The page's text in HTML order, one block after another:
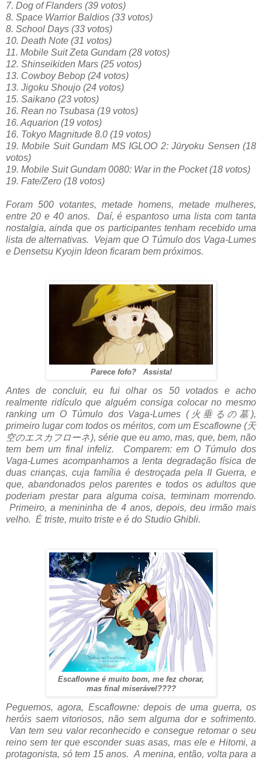
7. Dog of Flanders (39 votos)
8. Space Warrior Baldios (33 votos)
8. School Days (33 votos)
10. Death Note (31 votos)
11. Mobile Suit Zeta Gundam (28 votos)
12. Shinseikiden Mars (25 votos)
13. Cowboy Bebop (24 votos)
13. Jigoku Shoujo (24 votos)
15. Saikano (23 votos)
16. Rean no Tsubasa (19 votos)
16. Aquarion (19 votos)
16. Tokyo Magnitude 8.0 (19 votos)
19. Mobile Suit Gundam MS IGLOO 2: Jūryoku Sensen (18
votos)
19. Mobile Suit Gundam 0080: War in the Pocket (18 votos)
19. Fate/Zero (18 votos)
Foram 500 votantes, metade homens, metade mulheres,
entre 20 e 40 anos. Daí, é espantoso uma lista com tanta
nostalgia, ainda que os participantes tenham recebido uma
lista de alternativas. Vejam que O Túmulo dos Vaga-Lumes
e Densetsu Kyojin Ideon ficaram bem próximos.
Parece fofo? Assista!
Antes de concluir, eu fui olhar os 50 votados e acho
realmente ridículo que alguém consiga colocar no mesmo
ranking um O Túmulo dos Vaga-Lumes (火垂るの墓),
primeiro lugar com todos os méritos, com um Escaflowne (天
空のエスカフローネ), série que eu amo, mas, que, bem, não
tem bem um final infeliz. Comparem: em O Túmulo dos
Vaga-Lumes acompanhamos a lenta degradação física de
duas crianças, cuja família é destroçada pela II Guerra, e
que, abandonados pelos parentes e todos os adultos que
poderiam prestar para alguma coisa, terminam morrendo.
Primeiro, a menininha de 4 anos, depois, deu irmão mais
velho. É triste, muito triste e é do Studio Ghibli.
Escaflowne é muito bom, me fez chorar,
mas final miserável????
Peguemos, agora, Escaflowne: depois de uma guerra, os
heróis saem vitoriosos, não sem alguma dor e sofrimento.
Van tem seu valor reconhecido e consegue retomar o seu
reino sem ter que esconder suas asas, mas ele e Hitomi, a
protagonista, só tem 15 anos. A menina, então, volta para a